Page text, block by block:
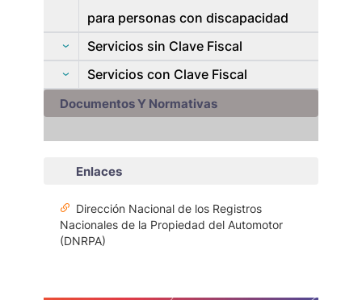
para personas con discapacidad
Servicios sin Clave Fiscal
Servicios con Clave Fiscal
Documentos Y Normativas
Enlaces
Dirección Nacional de los Registros
Nacionales de la Propiedad del Automotor
(DNRPA)